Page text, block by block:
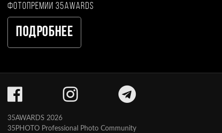
фотопремии 35AWARDS
Подробнее
35AWARDS 2026
35PHOTO Professional Photo Community